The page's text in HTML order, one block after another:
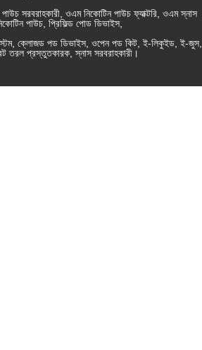
সরবরাহকারী, ওএম নিকোটিন পাউচ ফ্যাক্টরি, ওএম স্নাস
পাউচ, প্রিফিল্ড পোড ডিভাইস,
ক্লোজড পড ডিভাইস, ওপেন পড কিট, ই-লিকুইড, ই-জুস,
তরল প্রস্তুতকারক, স্নাস সরবরাহকারী।